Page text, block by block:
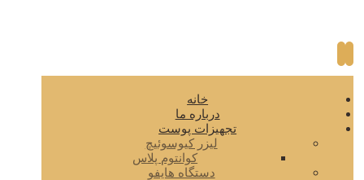
خانه
درباره ما
تجهیزات پوست
لیزر کیوسوئیچ
کوانتوم پلاس
دستگاه هایفو